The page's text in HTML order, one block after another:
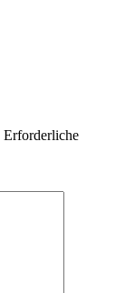
Erforderliche